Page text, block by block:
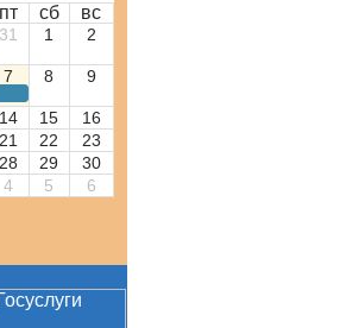
пт сб вс
31 1 2
7 8 9
14 15
16
21 22
23
28 29
30
4 5 6